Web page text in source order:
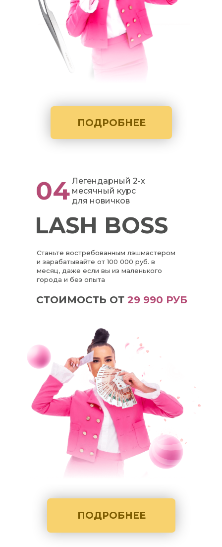
ПОДРОБНЕЕ
ПОДРОБНЕЕ
LASH BOSS
Легендарный 2-х
месячный курс
для новичков
СТОИМОСТЬ ОТ 29 990 РУБ
04
Станьте востребованным лэшмастером
и зарабатывайте от 100 000 руб. в
месяц, даже если вы из маленького
города и без опыта